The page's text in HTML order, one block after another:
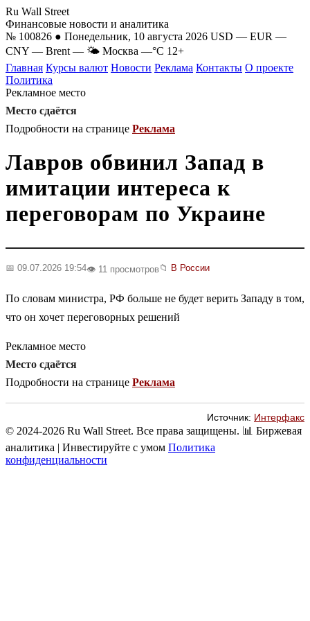
Ru Wall Street
Финансовые новости и аналитика
№ 100826 ● Понедельник, 10 августа 2026 USD — EUR —
CNY — Brent — 🌤 Москва —°C 12+
Главная Курсы валют Новости Реклама Контакты О проекте
Политика
Рекламное место
Место сдаётся
Подробности на странице Реклама
Лавров обвинил Запад в
имитации интереса к
переговорам по Украине
📅 09.07.2026 19:54👁️ 11 просмотров📁 В России
По словам министра, РФ больше не будет верить Западу в том,
что он хочет переговорных решений
Рекламное место
Место сдаётся
Подробности на странице Реклама
Источник: Интерфакс
© 2024-2026 Ru Wall Street. Все права защищены. 📊 Биржевая
аналитика | Инвестируйте с умом Политика
конфиденциальности